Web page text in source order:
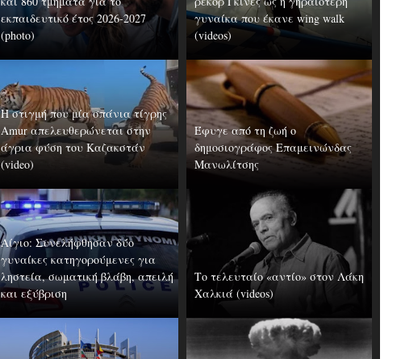
εκπαιδευτικό έτος 2026-2027
(photo)
γυναίκα που έκανε wing walk
(videos)
Η στιγμή που μία σπάνια τίγρης
Amur απελευθερώνεται στην
άγρια φύση του Καζακστάν
(video)
Έφυγε από τη ζωή ο
δημοσιογράφος Επαμεινώνδας
Μανωλίτσης
Αίγιο: Συνελήφθησαν δύο
γυναίκες κατηγορούμενες για
ληστεία, σωματική βλάβη, απειλή
και εξύβριση
Το τελευταίο «αντίο» στον Λάκη
Χαλκιά (videos)